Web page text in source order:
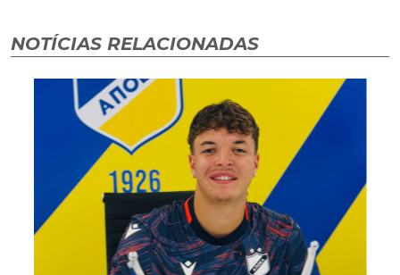
NOTÍCIAS RELACIONADAS